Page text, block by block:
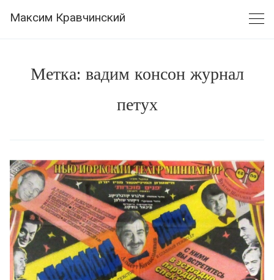
Максим Кравчинский
Метка: вадим консон журнал
петух